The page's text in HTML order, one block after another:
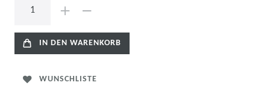
IN DEN WARENKORB
WUNSCHLISTE